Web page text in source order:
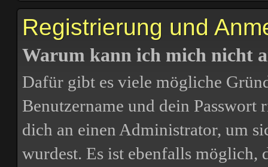
Registrierung und
Warum kann ich mich nicht
Dafür gibt es viele mögliche
Benutzername und dein
dich an einen Administrator, um
wurdest. Es ist ebenfalls